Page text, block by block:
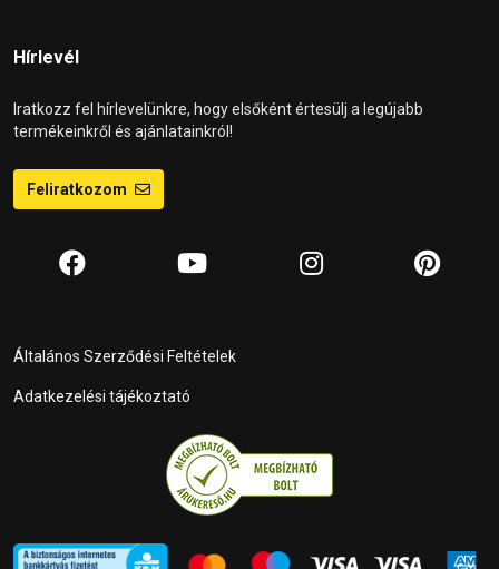
Hírlevél
Iratkozz fel hírlevelünkre, hogy elsőként értesülj a legújabb
termékeinkről és ajánlatainkról!
Feliratkozom
Általános Szerződési Feltételek
Adatkezelési tájékoztató